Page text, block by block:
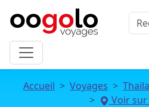
Accueil Voyages
Voir